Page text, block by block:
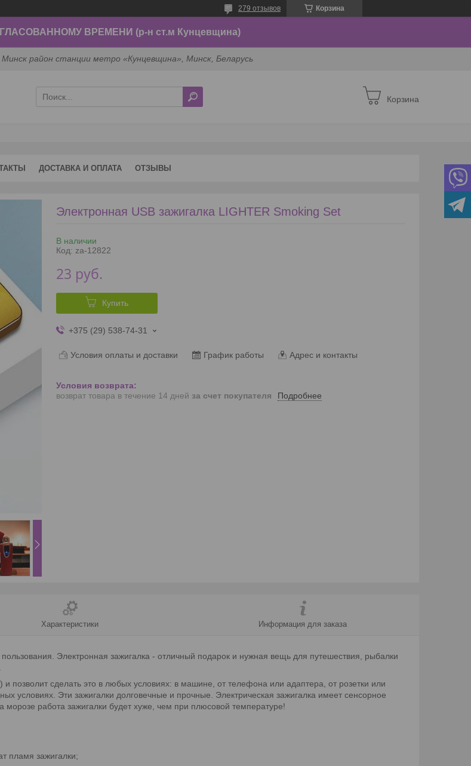
Корзина
279 отзывов
ВРЕМЕНИ (р-н ст.м Кунцевщина)
Минск район станции метро «Кунцевщина», Минск, Беларусь
Корзина
ДОСТАВКА И ОПЛАТА ОТЗЫВЫ
Электронная USB зажигалка LIGHTER Smoking Set
В наличии
Код: za-12822
23 руб.
Купить
+375 (29) 538-74-31
Условия оплаты и доставки График работы Адрес и контакты
возврат товара в течение 14 дней за счет покупателя Подробнее
Характеристики Информация для заказа
Электронная зажигалка - отличный подарок и нужная вещь для путешествия, рыбалки
позволит сделать это в любых условиях: в машине, от телефона или адаптера, от розетки или
условиях. Эти зажигалки долговечные и прочные. Электрическая зажигалка имеет сенсорное
работа зажигалки будет хуже, чем при плюсовой температуре!
пламя зажигалки;